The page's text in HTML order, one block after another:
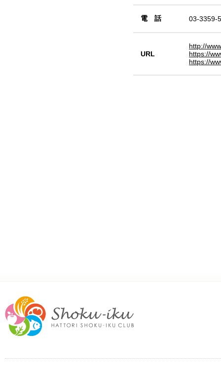
電 話 03-3359-
URL
http://
https://
https://